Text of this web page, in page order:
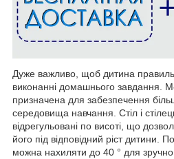
Дуже важливо, щоб дитина
виконанні домашнього завдання.
призначена для забезпечення
середовища навчання. Стіл і
відрегульовані по висоті, що
його під відповідний ріст дитини.
можна нахиляти до 40 ° для